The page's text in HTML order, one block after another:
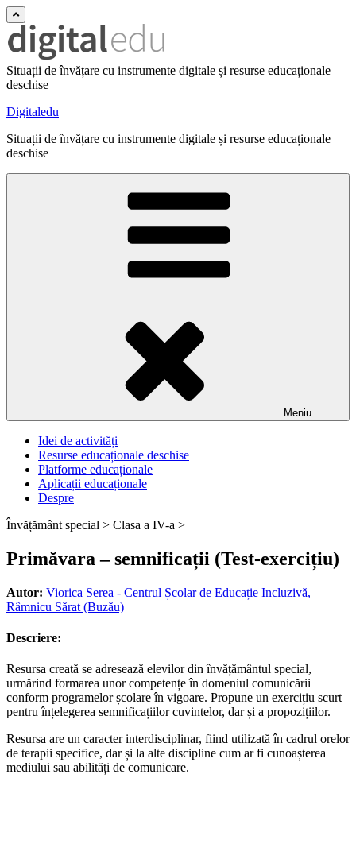
Situații de învățare cu instrumente digitale și resurse educaționale
deschise
Digitaledu
Situații de învățare cu instrumente digitale și resurse educaționale
deschise
Meniu
Idei de activități
Resurse educaționale deschise
Platforme educaționale
Aplicații educaționale
Despre
Învățământ special > Clasa a IV-a >
Primăvara – semnificații (Test-exercițiu)
Autor: Viorica Serea - Centrul Școlar de Educație Incluzivă,
Râmnicu Sărat (Buzău)
Descriere:
Resursa creată se adresează elevilor din învățământul special,
urmărind formarea unor competențe în domeniul comunicării
conform programelor școlare în vigoare. Propune un exercițiu scurt
pentru înțelegerea semnificațiilor cuvintelor, dar și a propozițiilor.
Resursa are un caracter interdisciplinar, fiind utilizată în cadrul orelor
de terapii specifice, dar și la alte discipline cum ar fi cunoașterea
mediului sau abilități de comunicare.